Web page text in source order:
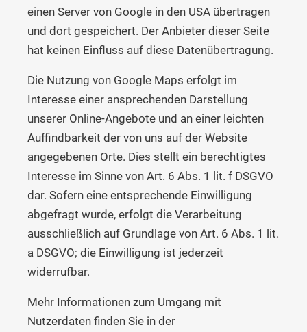
einen Server von Google in den USA übertragen
und dort gespeichert. Der Anbieter dieser Seite
hat keinen Einfluss auf diese Datenübertragung.
Die Nutzung von Google Maps erfolgt im
Interesse einer ansprechenden Darstellung
unserer Online-Angebote und an einer leichten
Auffindbarkeit der von uns auf der Website
angegebenen Orte. Dies stellt ein berechtigtes
Interesse im Sinne von Art. 6 Abs. 1 lit. f DSGVO
dar. Sofern eine entsprechende Einwilligung
abgefragt wurde, erfolgt die Verarbeitung
ausschließlich auf Grundlage von Art. 6 Abs. 1 lit.
a DSGVO; die Einwilligung ist jederzeit
widerrufbar.
Mehr Informationen zum Umgang mit
Nutzerdaten finden Sie in der